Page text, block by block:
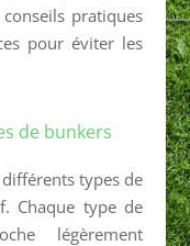
pratiques
pour éviter les
de bunkers
types de
Chaque type de
légèrement